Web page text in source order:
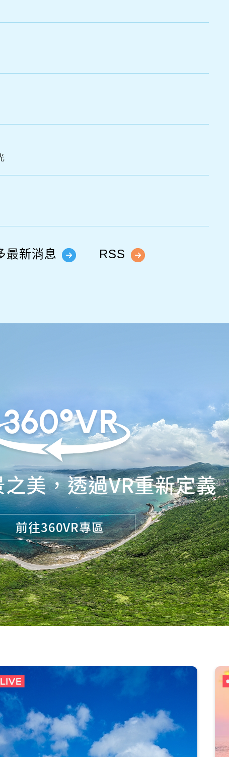
最新消息 RSS
美，透過VR重新定義
前往360VR專區